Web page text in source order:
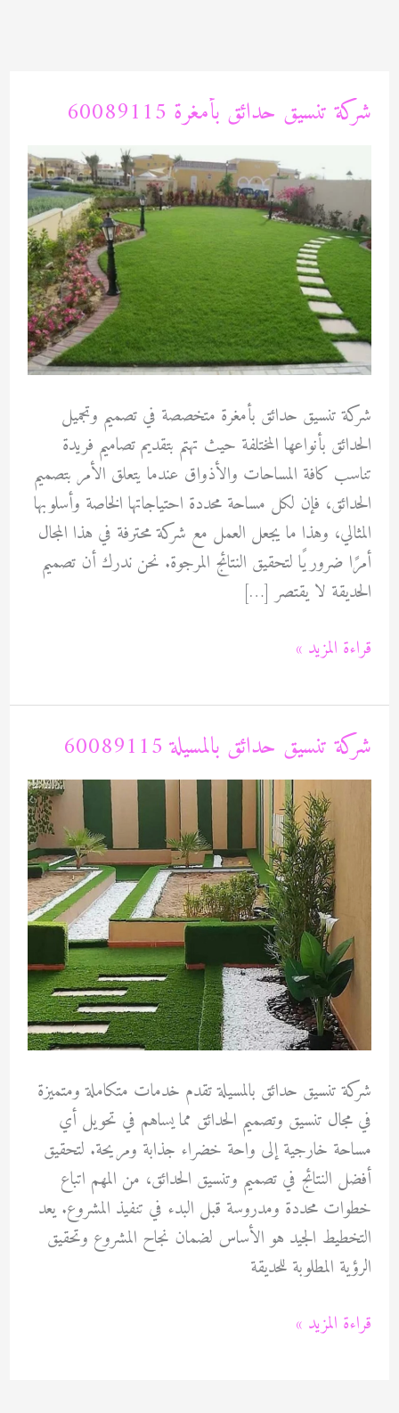
شركة تنسيق حدائق بأمغرة 60089115
شركة تنسيق حدائق بأمغرة متخصصة في تصميم وتجميل
الحدائق بأنواعها المختلفة حيث تهتم بتقديم تصاميم فريدة
تناسب كافة المساحات والأذواق عندما يتعلق الأمر بتصميم
الحدائق، فإن لكل مساحة محددة احتياجاتها الخاصة وأسلوبها
المثالي، وهذا ما يجعل العمل مع شركة محترفة في هذا المجال
أمرًا ضروريًا لتحقيق النتائج المرجوة. نحن ندرك أن تصميم
الحديقة لا يقتصر […]
شركة
حدائق
بأمغرة
60089115
قراءة المزيد »
شركة تنسيق حدائق بالمسيلة 60089115
شركة تنسيق حدائق بالمسيلة تقدم خدمات متكاملة ومتميزة
في مجال تنسيق وتصميم الحدائق مما يساهم في تحويل أي
مساحة خارجية إلى واحة خضراء جذابة ومريحة. لتحقيق
أفضل النتائج في تصميم وتنسيق الحدائق، من المهم اتباع
خطوات محددة ومدروسة قبل البدء في تنفيذ المشروع. يعد
التخطيط الجيد هو الأساس لضمان نجاح المشروع وتحقيق
الرؤية المطلوبة للحديقة
شركة
قراءة المزيد »